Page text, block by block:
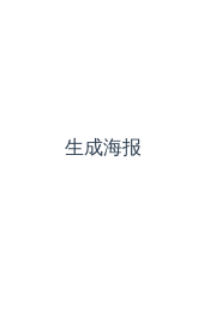
生成海报